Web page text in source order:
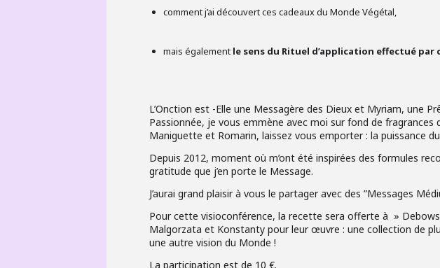
comment j’ai découvert ces cadeaux du Monde Végétal,
mais également le sens du Rituel d’application effectué par
L’Onction est -Elle une Messagère des Dieux et Myriam, une
Passionnée, je vous emmène avec moi sur fond de fragrances
Maniguette et Romarin, laissez vous emporter : la puissance
Depuis 2012, moment où m’ont été inspirées des formules
gratitude que j’en porte le Message.
J’aurai grand plaisir à vous le partager avec des ”Messages
Pour cette visioconférence, la recette sera offerte à »
Malgorzata et Konstanty pour leur œuvre : une collection de
une autre vision du Monde !
La participation est de 10 €.